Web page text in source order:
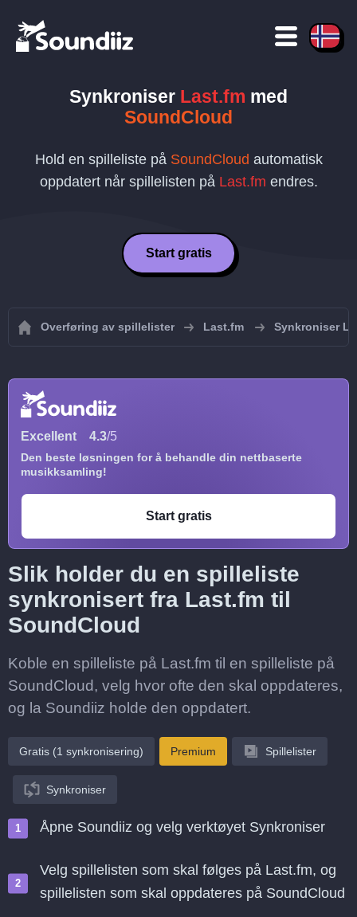
Synkroniser Last.fm med
SoundCloud
Hold en spilleliste på SoundCloud automatisk
oppdatert når spillelisten på Last.fm endres.
Start gratis
Overføring av spillelister Last.fm Synkroniser
Excellent 4.3/5
Den beste løsningen for å behandle din nettbaserte
musikksamling!
Start gratis
Slik holder du en spilleliste
synkronisert fra Last.fm til
SoundCloud
Koble en spilleliste på Last.fm til en spilleliste på
SoundCloud, velg hvor ofte den skal oppdateres,
og la Soundiiz holde den oppdatert.
Gratis (1 synkronisering) Premium Spillelister
Synkroniser
Åpne Soundiiz og velg verktøyet Synkroniser
Velg spillelisten som skal følges på Last.fm, og
spillelisten som skal oppdateres på SoundCloud